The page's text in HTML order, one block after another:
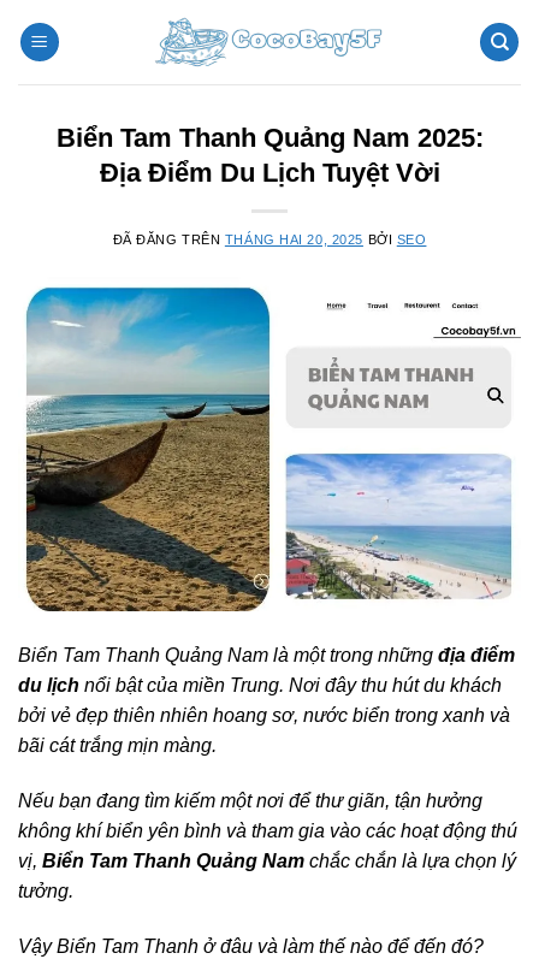
đến
Biển Tam Thanh Quảng Nam 2025:
Địa Điểm Du Lịch Tuyệt Vời
ĐÃ ĐĂNG TRÊN THÁNG HAI 20, 2025 BỞI SEO
Biển Tam Thanh Quảng Nam là một trong những địa điểm
du lịch nổi bật của miền Trung. Nơi đây thu hút du khách
bởi vẻ đẹp thiên nhiên hoang sơ, nước biển trong xanh và
bãi cát trắng mịn màng.
Nếu bạn đang tìm kiếm một nơi để thư giãn, tận hưởng
không khí biển yên bình và tham gia vào các hoạt động thú
vị, Biển Tam Thanh Quảng Nam chắc chắn là lựa chọn lý
tưởng.
Vậy Biển Tam Thanh ở đâu và làm thế nào để đến đó?